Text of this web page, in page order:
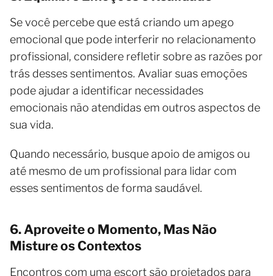
Se você percebe que está criando um apego
emocional que pode interferir no relacionamento
profissional, considere refletir sobre as razões por
trás desses sentimentos. Avaliar suas emoções
pode ajudar a identificar necessidades
emocionais não atendidas em outros aspectos de
sua vida.
Quando necessário, busque apoio de amigos ou
até mesmo de um profissional para lidar com
esses sentimentos de forma saudável.
6. Aproveite o Momento, Mas Não
Misture os Contextos
Encontros com uma escort são projetados para